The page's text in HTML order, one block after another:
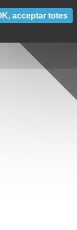
acceptar totes